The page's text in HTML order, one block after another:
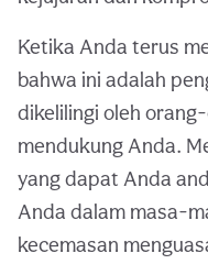
Ketika Anda terus
bahwa ini adalah
dikelilingi oleh
mendukung Anda.
yang dapat Anda
Anda dalam masa-
kecemasan